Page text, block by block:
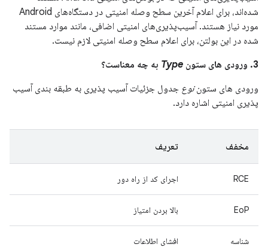
شده‌اند، برای اعلام آخرین سطح وصله امنیتی در دستگاه‌های Android
مورد نیاز هستند. آسیب‌پذیری‌های امنیتی اضافی، مانند موارد مستند
شده در این بولتن، برای اعلام سطح وصله امنیتی لازم نیست.
3. ورودی های ستون
Type به چه معناست؟
ورودی های ستوننوع جدول جزئیات آسیب پذیری به طبقه بندی آسیب
پذیری امنیتی اشاره دارد.
مخفف تعریف
RCE اجرای کد از راه دور
EoP بالا بردن امتیاز
شناسه افشای اطلاعات